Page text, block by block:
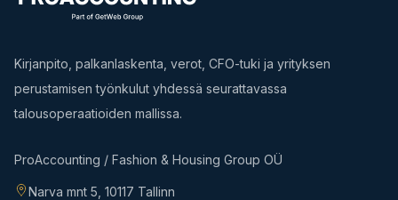
Kirjanpito, palkanlaskenta, verot, CFO-tuki ja yrityksen
perustamisen työnkulut yhdessä seurattavassa
talousoperaatioiden mallissa.
ProAccounting / Fashion & Housing Group OÜ
Narva mnt 5, 10117 Tallinn